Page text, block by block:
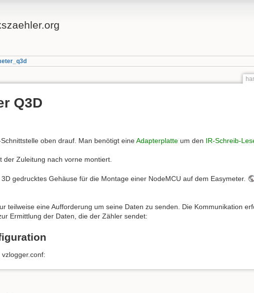
Q3D
oben drauf. Man benötigt eineAdapterplatte um den IR-Schreib-
der Zuleitung nach vorne montiert.
gedrucktes Gehäuse für die Montage einer NodeMCU auf dem Easymeter.
teilweise eine Aufforderung um seine Daten zu senden. Die Kommunikation
Ermittlung der Daten, die der Zähler sendet: